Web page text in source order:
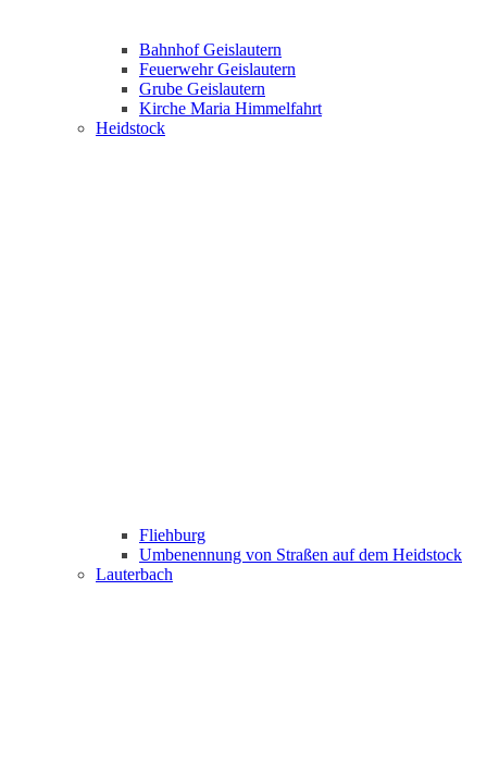
Bahnhof Geislautern
Feuerwehr Geislautern
Grube Geislautern
Kirche Maria Himmelfahrt
Heidstock
Fliehburg
Umbenennung von Straßen auf dem Heidstock
Lauterbach